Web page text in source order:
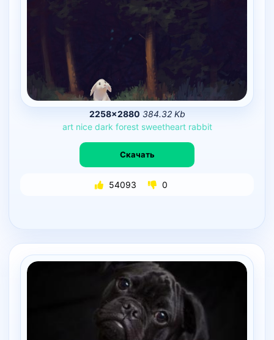
2258×2880 384.32 Kb
art nice dark forest sweetheart rabbit
Скачать
54093 0